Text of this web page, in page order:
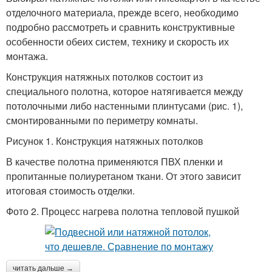
отделочного материала, прежде всего, необходимо
подробно рассмотреть и сравнить конструктивные
особенности обеих систем, технику и скорость их
монтажа.
Конструкция натяжных потолков состоит из
специального полотна, которое натягивается между
потолочными либо настенными плинтусами (рис. 1),
смонтированными по периметру комнаты.
Рисунок 1. Конструкция натяжных потолков
В качестве полотна применяются ПВХ пленки и
пропитанные полиуретаном ткани. От этого зависит
итоговая стоимость отделки.
Фото 2. Процесс нагрева полотна тепловой пушкой
читать дальше →